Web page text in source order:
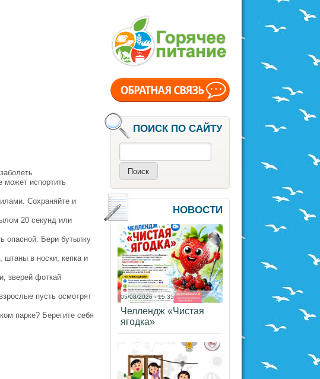
испортить
Сохраняйте и
20 секунд или
опасной. Бери бутылку
в носки, кепка и
зверей фоткай
пусть осмотрят
парке? Берегите себя
ПОИСК ПО САЙТУ
НОВОСТИ
05/08/2026 - 15:35
Челлендж «Чистая
ягодка»